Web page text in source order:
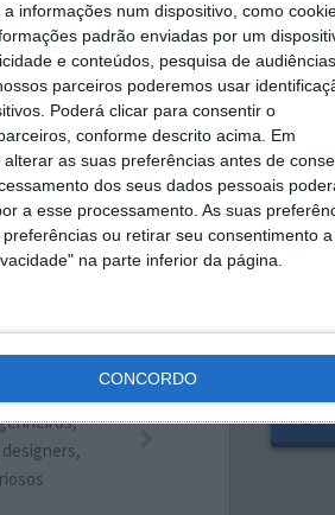
informações num dispositivo, como
padrão enviadas por um
e conteúdos, pesquisa de
parceiros poderemos usar
Poderá clicar para consentir o
conforme descrito acima. Em
as suas preferências antes de
dos seus dados pessoais
a esse processamento. As suas
ou retirar seu consentimento a
na parte inferior da página.
CONCORDO
Marisa Pinto